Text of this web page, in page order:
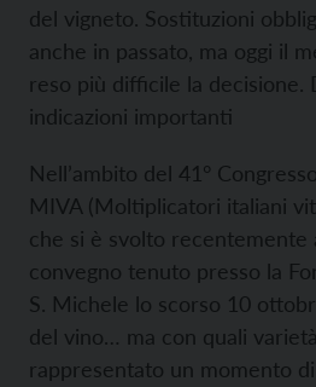
del vigneto. Sostituzioni
anche in passato, ma oggi il
reso più difficile la decisione.
indicazioni importanti
Nell’ambito del 41°
MIVA (Moltiplicatori italiani
che si è svolto recentemente
convegno tenuto presso la
S. Michele lo scorso 10
del vino… ma con quali
rappresentato un momento